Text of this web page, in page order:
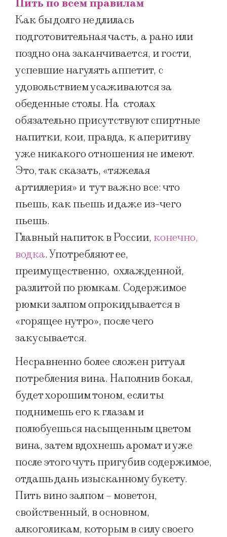
Пить по всем правилам
Как бы долго не длилась
подготовительная часть, а рано или
поздно она заканчивается, и гости,
успевшие нагулять аппетит, с
удовольствием усаживаются за
обеденные столы. На столах
обязательно присутствуют спиртные
напитки, кои, правда, к аперитиву
уже никакого отношения не имеют.
Это, так сказать, «тяжелая
артиллерия» и тут важно все: что
пьешь, как пьешь и даже из-чего
пьешь.
Главный напиток в России, конечно,
водка. Употребляют ее,
преимущественно, охлажденной,
разлитой по рюмкам. Содержимое
рюмки залпом опрокидывается в
«горящее нутро», после чего
закусывается.
Несравненно более сложен ритуал
потребления вина. Наполнив бокал,
будет хорошим тоном, если ты
поднимешь его к глазам и
полюбуешься насыщенным цветом
вина, затем вдохнешь аромат и уже
после этого чуть пригубив содержимое,
отдашь дань изысканному букету.
Пить вино залпом – моветон,
свойственный, в основном,
алкоголикам, которым в силу своего